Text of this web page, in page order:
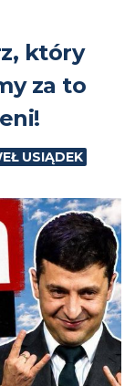
który
za to
USIĄDEK